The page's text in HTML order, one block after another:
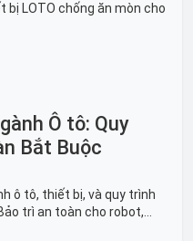
bị LOTO chống ăn mòn cho
Ô tô: Quy
Bắt Buộc
ô tô, thiết bị, và quy trình
trì an toàn cho robot,
lắp ráp xe hơi.